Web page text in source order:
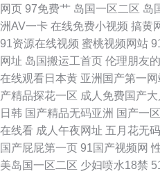
网页 97免费艹 岛国一区二区 岛
洲AV一卡 在线免费小视频 搞黄
91资源在线视频 蜜桃视频网站
网址 岛国搬运工首页 伦理朋友
在线观看日本黄 亚洲国产第一网
产精品探花一区 成人免费国产
日韩 国产精品无码亚洲 国产一
在线看 成人午夜网址 五月花无
国产屁屁第一页 91国产视频网
美岛国一区二区 少妇喷水18禁